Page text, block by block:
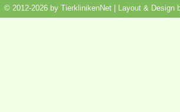
© 2012-2026 by TierklinikenNet | Layout & Design